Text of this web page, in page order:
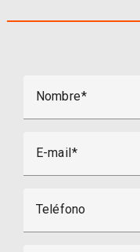
Nombre
E-mail
Teléfono